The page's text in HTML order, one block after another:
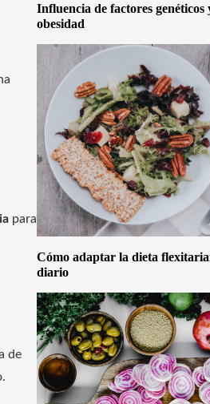
para
de
Influencia de factores genéticos
obesidad
Cómo adaptar la dieta
diario